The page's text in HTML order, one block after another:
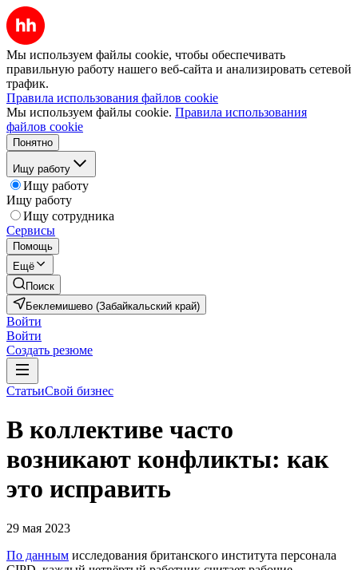
Мы используем файлы cookie, чтобы обеспечивать
правильную работу нашего веб-сайта и анализировать сетевой
трафик.
Правила использования файлов cookie
Мы используем файлы cookie. Правила использования
файлов cookie
Понятно
Ищу работу
Ищу работу
Ищу работу
Ищу сотрудника
Сервисы
Помощь
Ещё
Поиск
Беклемишево (Забайкальский край)
Войти
Войти
Создать резюме
СтатьиСвой бизнес
В коллективе часто
возникают конфликты: как
это исправить
29 мая 2023
По данным исследования британского института персонала